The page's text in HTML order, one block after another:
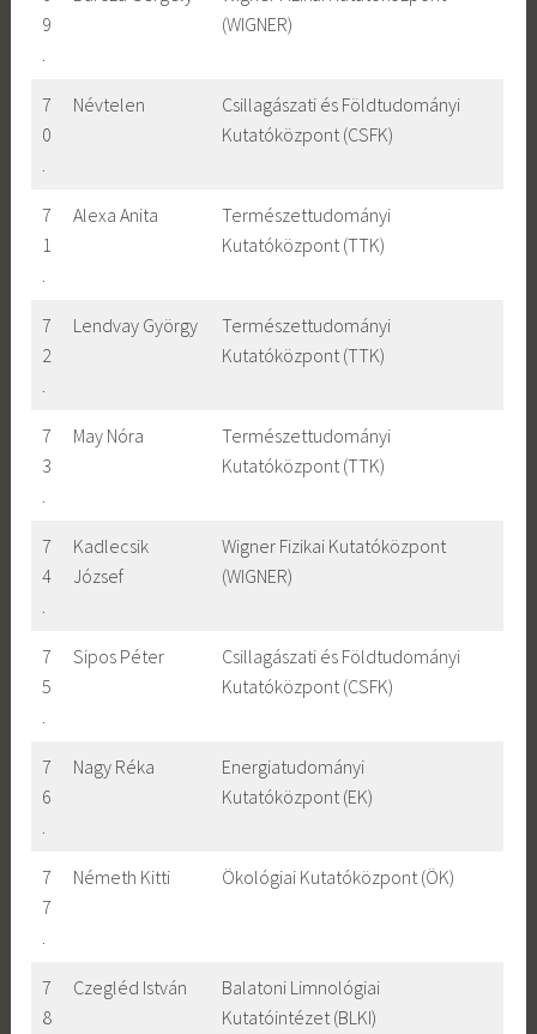
9
.
(WIGNER)
7
0
.
Névtelen
Csillagászati és Földtudományi
Kutatóközpont (CSFK)
7
1
.
Alexa Anita
Természettudományi
Kutatóközpont (TTK)
7
2
.
Lendvay György
Természettudományi
Kutatóközpont (TTK)
7
3
.
May Nóra
Természettudományi
Kutatóközpont (TTK)
7
4
.
Kadlecsik
József
Wigner Fizikai Kutatóközpont
(WIGNER)
7
5
.
Sipos Péter
Csillagászati és Földtudományi
Kutatóközpont (CSFK)
7
6
.
Nagy Réka
Energiatudományi
Kutatóközpont (EK)
7
7
.
Németh Kitti Ökológiai Kutatóközpont (ÖK)
7
8
Czegléd István
Balatoni Limnológiai
Kutatóintézet (BLKI)